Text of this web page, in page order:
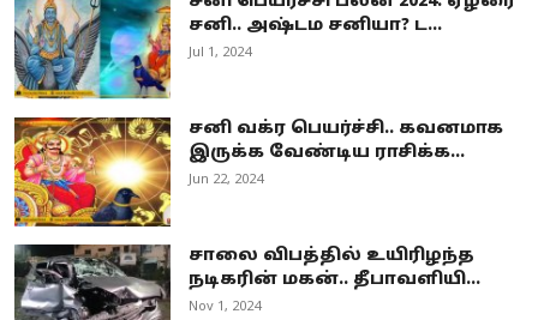
சனி.. அஷ்டம சனியா? ட...
Jul 1, 2024
சனி வக்ர பெயர்ச்சி.. கவனமாக
இருக்க வேண்டிய ராசிக்க...
Jun 22, 2024
சாலை விபத்தில் உயிரிழந்த
நடிகரின் மகன்.. தீபாவளியி...
Nov 1, 2024